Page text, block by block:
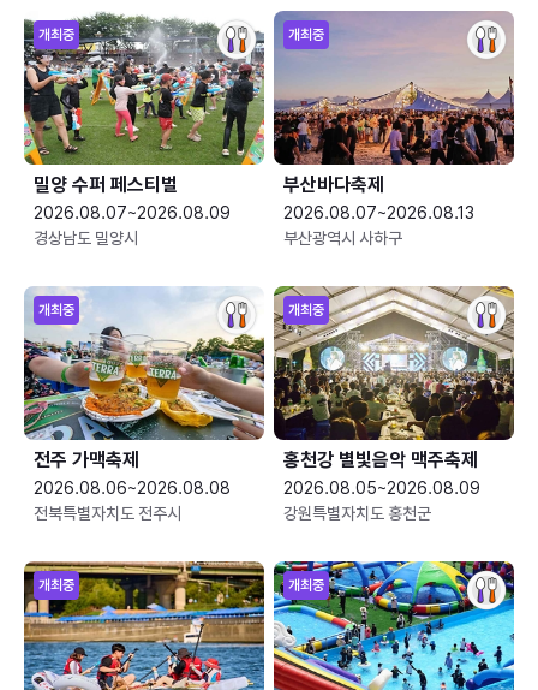
개최중
밀양 수퍼 페스티벌
2026.08.07~2026.08.09
경상남도 밀양시
개최중
부산바다축제
2026.08.07~2026.08.13
부산광역시 사하구
개최중
전주 가맥축제
2026.08.06~2026.08.08
전북특별자치도 전주시
개최중
홍천강 별빛음악 맥주축제
2026.08.05~2026.08.09
강원특별자치도 홍천군
개최중 개최중